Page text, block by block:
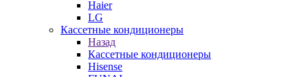
Haier
LG
Кассетные кондиционеры
Назад
Кассетные кондиционеры
Hisense